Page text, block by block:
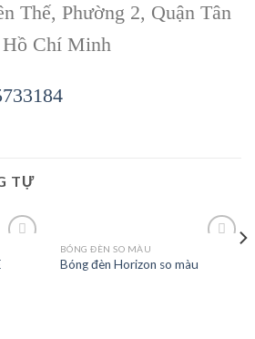
Thế, Phường 2, Quận Tân
Chí Minh
TỰ
BÓNG ĐÈN SO MÀU
Bóng đèn Horizon so màu